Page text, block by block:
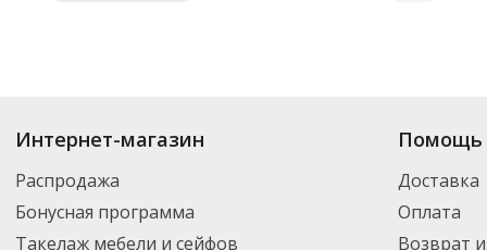
Интернет-магазин
Распродажа
Бонусная программа
Такелаж мебели и сейфов
Помощь
Доставка
Оплата
Возврат